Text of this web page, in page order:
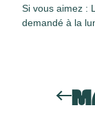
Si vous aimez :
demandé à la